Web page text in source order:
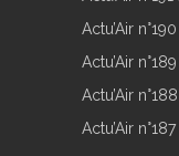
Actu’Air
Actu’Air
Actu’Air
Actu’Air